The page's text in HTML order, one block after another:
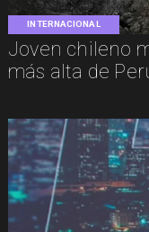
INTERNACIONAL
Joven chileno
más alta de